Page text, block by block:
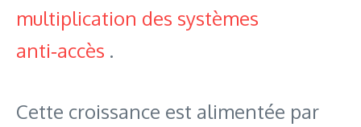
multiplication des systèmes
anti‑accès .
Cette croissance est alimentée par